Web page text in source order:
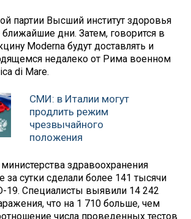
партии Высший институт здоровья
дни. Затем, говорится в
Moderna будут доставлять и
недалеко от Рима военном
di Mare.
СМИ: в Италии могут
продлить режим
чрезвычайного
положения
здравоохранения
за сутки сделали более 141 тысячи
19. Специалисты выявили 14 242
что на 1 710 больше, чем
числа проведенных тестов